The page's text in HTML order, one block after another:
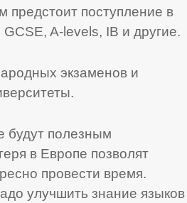
предстоит поступление в
A-levels, IB и другие.
экзаменов и
будут полезным
в Европе позволят
провести время.
улучшить знание языков